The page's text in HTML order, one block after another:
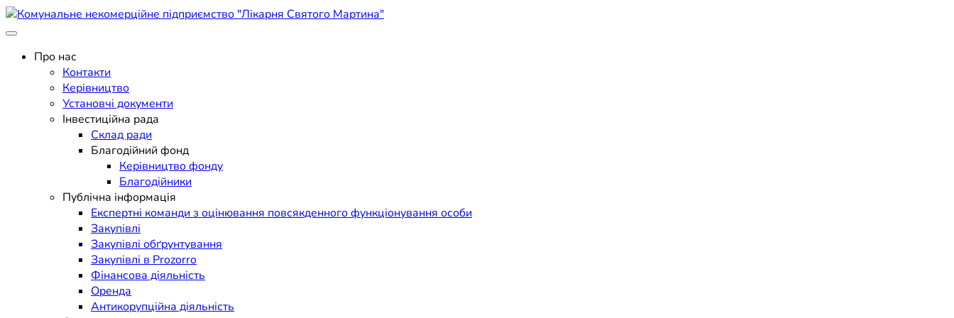
Skip
to
Комунальне некомерційне підприємство "Лікарня Святого Мартина"
Поліклініка Мукачево
Про нас
Контакти
Керівництво
Установчі документи
Інвестиційна рада
Склад ради
Благодійний фонд
Керівництво фонду
Благодійники
Публічна інформація
Експертні команди з оцінювання повсякденного функціонування особи
Закупівлі
Закупівлі обґрунтування
Закупівлі в Prozorro
Фінансова діяльність
Оренда
Антикорупційна діяльність